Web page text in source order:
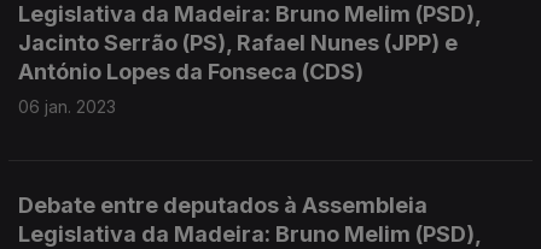
Legislativa da Madeira: Bruno Melim (PSD),
Jacinto Serrão (PS), Rafael Nunes (JPP) e
António Lopes da Fonseca (CDS)
06 jan. 2023
Debate entre deputados à Assembleia
Legislativa da Madeira: Bruno Melim (PSD),